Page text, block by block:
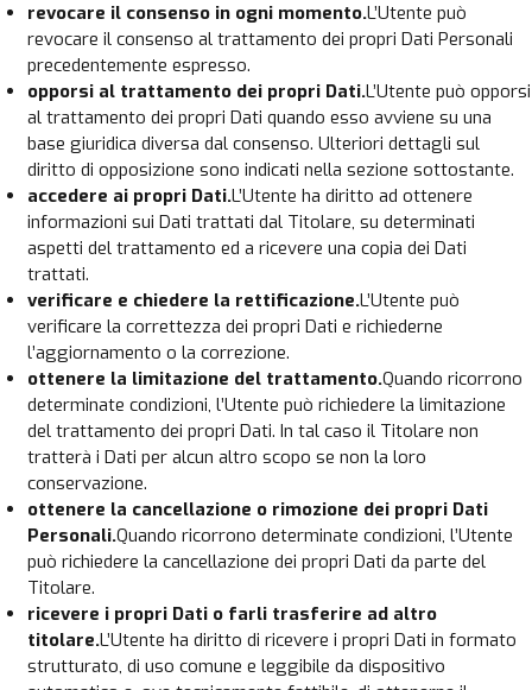
revocare il consenso in ogni momento.L’Utente può
revocare il consenso al trattamento dei propri Dati Personali
precedentemente espresso.
opporsi al trattamento dei propri Dati.L’Utente può opporsi
al trattamento dei propri Dati quando esso avviene su una
base giuridica diversa dal consenso. Ulteriori dettagli sul
diritto di opposizione sono indicati nella sezione sottostante.
accedere ai propri Dati.L’Utente ha diritto ad ottenere
informazioni sui Dati trattati dal Titolare, su determinati
aspetti del trattamento ed a ricevere una copia dei Dati
trattati.
verificare e chiedere la rettificazione.L’Utente può
verificare la correttezza dei propri Dati e richiederne
l’aggiornamento o la correzione.
ottenere la limitazione del trattamento.Quando ricorrono
determinate condizioni, l’Utente può richiedere la limitazione
del trattamento dei propri Dati. In tal caso il Titolare non
tratterà i Dati per alcun altro scopo se non la loro
conservazione.
ottenere la cancellazione o rimozione dei propri Dati
Personali.Quando ricorrono determinate condizioni, l’Utente
può richiedere la cancellazione dei propri Dati da parte del
Titolare.
ricevere i propri Dati o farli trasferire ad altro
titolare.L’Utente ha diritto di ricevere i propri Dati in formato
strutturato, di uso comune e leggibile da dispositivo